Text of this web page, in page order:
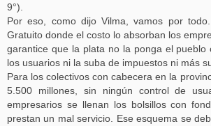
9°).
Por eso, como dijo Vilma, vamos por
Gratuito donde el costo lo absorban los
garantice que la plata no la ponga el
los usuarios ni la suba de impuestos ni más
Para los colectivos con cabecera en la
5.500 millones, sin ningún control de
empresarios se llenan los bolsillos con
prestan un mal servicio. Ese esquema se